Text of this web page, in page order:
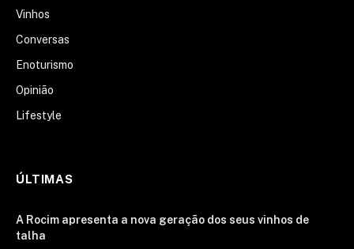
Vinhos
Conversas
Enoturismo
Opinião
Lifestyle
ÚLTIMAS
A Rocim apresenta a nova geração dos seus vinhos de
talha